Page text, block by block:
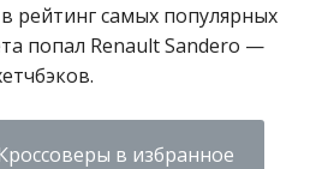
рейтинг самых популярных
попал Renault Sandero —
в избранное